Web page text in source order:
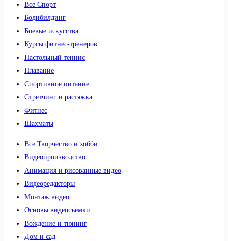
Все Спорт
Бодибилдинг
Боевые искусства
Курсы фитнес-тренеров
Настольный теннис
Плавание
Спортивное питание
Стретчинг и растяжка
Фитнес
Шахматы
Все Творчество и хобби
Видеопроизводство
Анимация и рисованные видео
Видеоредакторы
Монтаж видео
Основы видеосъемки
Вождение и тюнинг
Дом и сад